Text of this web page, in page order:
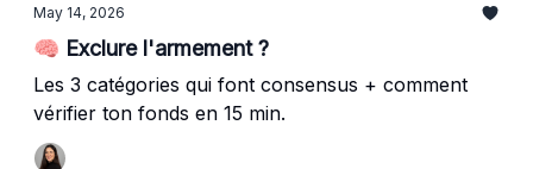
May 14, 2026
🧠 Exclure l'armement ?
Les 3 catégories qui font consensus + comment
vérifier ton fonds en 15 min.